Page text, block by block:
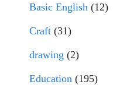
Basic English (12)
Craft (31)
drawing (2)
Education (195)